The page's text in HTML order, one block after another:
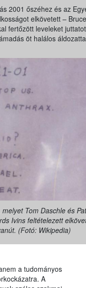
2001 őszéhez és az
elkövetett –
fertőzött leveleket
öt halálos
Tom Daschle és
Ivins feltételezett
(Fotó: Wikipedia)
a tudományos
A